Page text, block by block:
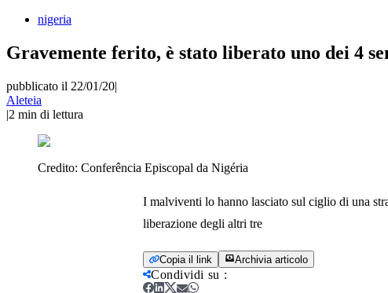
nigeria
Gravemente ferito, è stato liberato uno dei 4
pubblicato il 22/01/20|
Aleteia
|2 min di lettura
Credito: Conferência Episcopal da Nigéria
I malviventi lo hanno lasciato sul ciglio di una
liberazione degli altri tre
Copia il link Archivia articolo
Condividi su :